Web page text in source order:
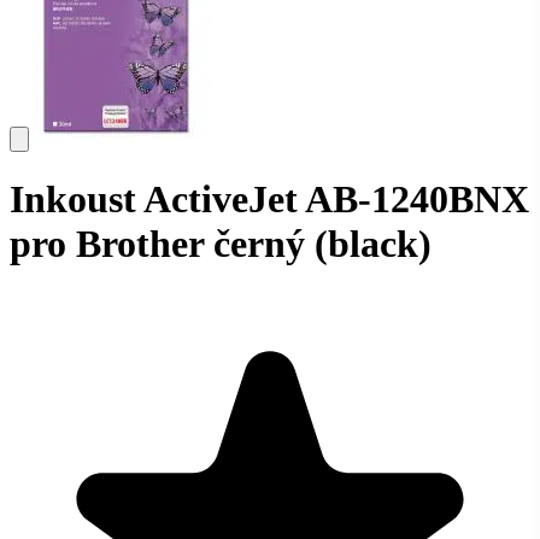
Inkoust ActiveJet AB-1240BNX
pro Brother černý (black)